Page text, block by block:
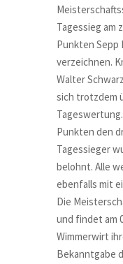
Tagessieg am
Punkten Sepp
verzeichnen.
Walter
sich trotzdem
Punkten den
Tagessieger
belohnt. Alle
ebenfalls mit
Die
und findet am
Wimmerwirt
Bekanntgabe